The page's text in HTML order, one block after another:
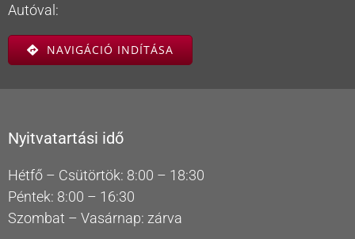
Autóval:
NAVIGÁCIÓ INDÍTÁSA
Nyitvatartási idő
Hétfő – Csütörtök: 8:00 – 18:30
Péntek: 8:00 – 16:30
Szombat – Vasárnap: zárva